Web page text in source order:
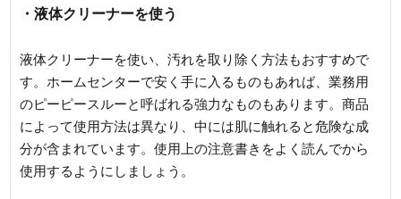
・液体クリーナーを使う
液体クリーナーを使い、汚れを取り除く方法もおすすめで
す。ホームセンターで安く手に入るものもあれば、業務用
のピーピースルーと呼ばれる強力なものもあります。商品
によって使用方法は異なり、中には肌に触れると危険な成
分が含まれています。使用上の注意書きをよく読んでから
使用するようにしましょう。